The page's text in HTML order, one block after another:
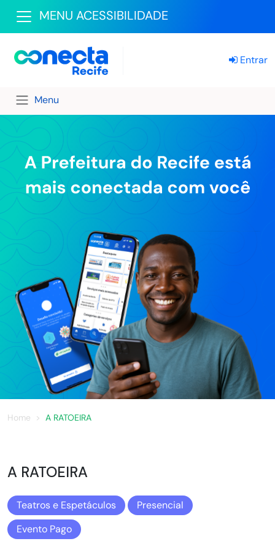
MENU ACESSIBILIDADE
Entrar
Menu
Home A RATOEIRA
A RATOEIRA
Teatros e Espetáculos
Presencial
Evento Pago